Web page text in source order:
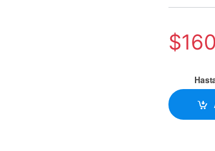
$160